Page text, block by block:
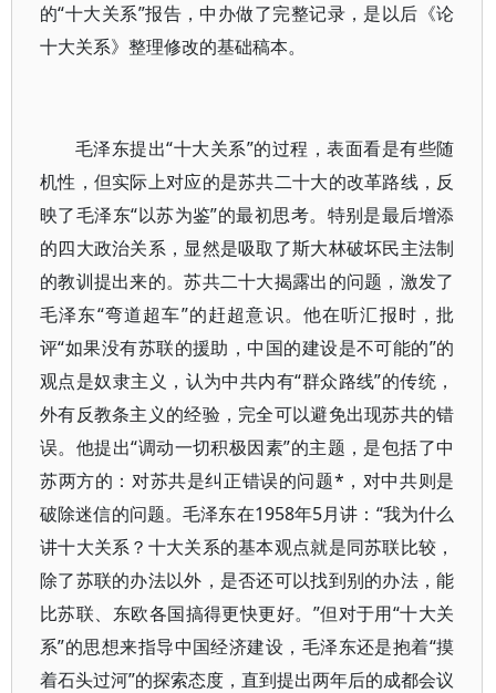
的“十大关系”报告，中办做了完整记录，是以后《论
十大关系》整理修改的基础稿本。
毛泽东提出“十大关系”的过程，表面看是有些随
机性，但实际上对应的是苏共二十大的改革路线，反
映了毛泽东“以苏为鉴”的最初思考。特别是最后增添
的四大政治关系，显然是吸取了斯大林破坏民主法制
的教训提出来的。苏共二十大揭露出的问题，激发了
毛泽东“弯道超车”的赶超意识。他在听汇报时，批
评“如果没有苏联的援助，中国的建设是不可能的”的
观点是奴隶主义，认为中共内有“群众路线”的传统，
外有反教条主义的经验，完全可以避免出现苏共的错
误。他提出“调动一切积极因素”的主题，是包括了中
苏两方的：对苏共是纠正错误的问题*，对中共则是
破除迷信的问题。毛泽东在1958年5月讲：“我为什么
讲十大关系？十大关系的基本观点就是同苏联比较，
除了苏联的办法以外，是否还可以找到别的办法，能
比苏联、东欧各国搞得更快更好。”但对于用“十大关
系”的思想来指导中国经济建设，毛泽东还是抱着“摸
着石头过河”的探索态度，直到提出两年后的成都会议